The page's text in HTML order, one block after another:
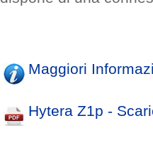
Maggiori
Hytera Z1p -